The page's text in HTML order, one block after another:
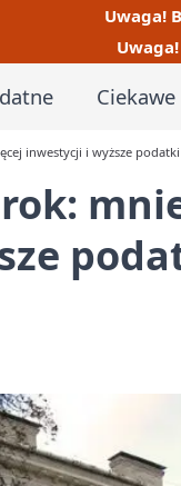
Uwaga!
Ciekawe
inwestycji i wyższe podatki